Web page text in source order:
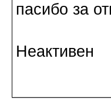
пасибо за
Неактивен